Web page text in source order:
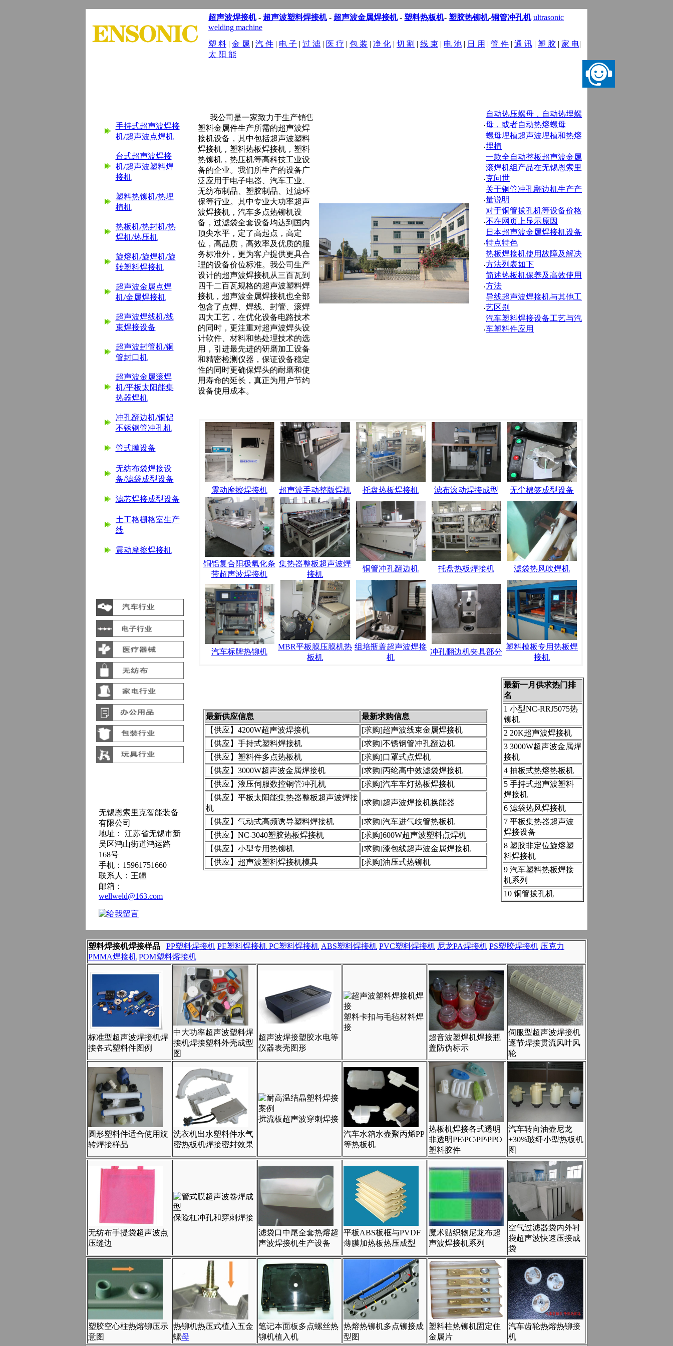
超声波焊接机- 超声波塑料焊接机- 超声波金属焊接机- 塑料热板机- 塑胶热铆机-铜管冲孔机 ultrasonic
welding machine
塑 料 | 金 属 | 汽 件 | 电 子 | 过 滤 | 医 疗 | 包 装 | 净 化 | 切 割 | 线 束 | 电 池 | 日 用 | 管 件 | 通 讯 | 塑 胶 | 家 电|
太 阳 能
手持式超声波焊接
机/超声波点焊机
台式超声波焊接
机/超声波塑料焊
接机
塑料热铆机/热埋
植机
热板机/热封机/热
焊机/热压机
旋熔机/旋焊机/旋
转塑料焊接机
超声波金属点焊
机/金属焊接机
超声波焊线机/线
束焊接设备
超声波封管机/铜
管封口机
超声波金属滚焊
机/平板太阳能集
热器焊机
冲孔翻边机/铜铝
不锈钢管冲孔机
管式膜设备
无纺布袋焊接设
备/滤袋成型设备
滤芯焊接成型设备
土工格栅格室生产
线
震动摩擦焊接机
无锡恩索里克智能装备
有限公司
地址： 江苏省无锡市新
吴区鸿山街道鸿运路
168号
手机：15961751660
联系人：王疆
邮箱：
wellweld@163.com
我公司是一家致力于生产销售
塑料金属件生产所需的超声波焊
接机设备，其中包括超声波塑料
焊接机，塑料热板焊接机，塑料
热铆机，热压机等高科技工业设
备的企业。我们所生产的设备广
泛应用于电子电器、汽车工业、
无纺布制品、塑胶制品、过滤环
保等行业。其中专业大功率超声
波焊接机，汽车多点热铆机设
备，过滤袋全套设备均达到国内
顶尖水平，定了高起点，高定
位，高品质，高效率及优质的服
务标准外，更为客户提供更具合
理的设备价位标准。我公司生产
设计的超声波焊接机从三百瓦到
四千二百瓦规格的超声波塑料焊
接机，超声波金属焊接机也全部
包含了点焊、焊线、封管、滚焊
四大工艺，在优化设备电路技术
的同时，更注重对超声波焊头设
计软件、材料和热处理技术的选
用，引进最先进的研磨加工设备
和精密检测仪器，保证设备稳定
性的同时更确保焊头的耐磨和使
用寿命的延长，真正为用户节约
设备使用成本。
·
自动热压螺母，自动热埋螺
母，或者自动热熔螺母
·
螺母埋植超声波埋植和热熔
埋植
·
一款全自动整板超声波金属
滚焊机组产品在无锡恩索里
克问世
·
关于铜管冲孔翻边机生产产
量说明
·
对于铜管拔孔机等设备价格
不在网页上显示原因
·
日本超声波金属焊接机设备
特点特色
·
热板焊接机使用故障及解决
方法列表如下
·
简述热板机保养及高效使用
方法
·
导线超声波焊接机与其他工
艺区别
·
汽车塑料焊接设备工艺与汽
车塑料件应用
震动摩擦焊接机 超声波手动整版焊机 托盘热板焊接机 滤布滚动焊接成型 无尘棉签成型设备
铜铝复合阳极氧化条
带超声波焊接机
集热器整板超声波焊
接机
铜管冲孔翻边机 托盘热板焊接机 滤袋热风吹焊机
汽车标牌热铆机
MBR平板膜压膜机热
板机
组培瓶盖超声波焊接
机
冲孔翻边机夹具部分
塑料模板专用热板焊
接机
最新供应信息
最新求购信息
【供应】4200W超声波焊接机
[求购]超声波线束金属焊接机
【供应】手持式塑料焊接机
[求购]不锈钢管冲孔翻边机
【供应】塑料件多点热板机
[求购]口罩式点焊机
【供应】3000W超声波金属焊接机
[求购]丙纶高中效滤袋焊接机
【供应】液压伺服数控铜管冲孔机
[求购]汽车车灯热板焊接机
【供应】平板太阳能集热器整板超声波焊接
机
[求购]超声波焊接机换能器
【供应】气动式高频诱导塑料焊接机
[求购]汽车进气歧管热板机
【供应】NC-3040塑胶热板焊接机
[求购]600W超声波塑料点焊机
【供应】小型专用热铆机
[求购]漆包线超声波金属焊接机
【供应】超声波塑料焊接机模具
[求购]油压式热铆机
最新一月供求热门排
名
1 小型NC-RRJ5075热
铆机
2 20K超声波焊接机
3 3000W超声波金属焊
接机
4 抽板式热熔热板机
5 手持式超声波塑料
焊接机
6 滤袋热风焊接机
7 平板集热器超声波
焊接设备
8 塑胶非定位旋熔塑
料焊接机
9 汽车塑料热板焊接
机系列
10 铜管拔孔机
塑料焊接机焊接样品 PP塑料焊接机 PE塑料焊接机 PC塑料焊接机 ABS塑料焊接机 PVC塑料焊接机 尼龙PA焊接机 PS塑胶焊接机 压克力
PMMA焊接机 POM塑料熔接机
标准型超声波焊接机焊
接各式塑料件图例
中大功率超声波塑料焊
接机焊接塑料外壳成型
图
超声波焊接塑胶水电等
仪器表壳图形
塑料卡扣与毛毡材料焊
接
超音波塑焊机焊接瓶
盖防伪标示
伺服型超声波焊接机
逐节焊接贯流风叶风
轮
圆形塑料件适合使用旋
转焊接样品
洗衣机出水塑料件水气
密热板机焊接密封效果
扰流板超声波穿刺焊接
汽车水箱水壶聚丙烯PP
等热板机
热板机焊接各式透明
非透明PE\PC\PP\PPO
塑料胶件
汽车转向油壶尼龙
+30%玻纤小型热板机
图
无纺布手提袋超声波点
压缝边
保险杠冲孔和穿刺焊接
滤袋口中尾全套热熔超
声波焊接机生产设备
平板ABS板框与PVDF
薄膜加热板热压成型
魔术贴织物尼龙布超
声波焊接机系列
空气过滤器袋内外衬
袋超声波快速压接成
袋
塑胶空心柱热熔铆压示
意图
热铆机热压式植入五金
螺母
笔记本面板多点螺丝热
铆机植入机
热熔热铆机多点铆接成
型图
塑料柱热铆机固定住
金属片
汽车齿轮热熔热铆接
机